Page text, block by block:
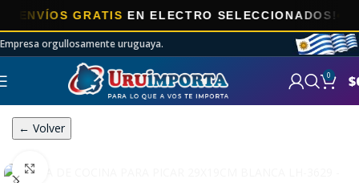
GRATISEN ELECTRO SELECCIONADOS!
Empresa orgullosamente uruguaya.
0 $
← Volver